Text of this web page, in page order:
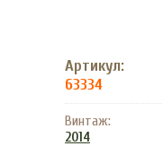
Артикул:
63334
Винтаж:
2014